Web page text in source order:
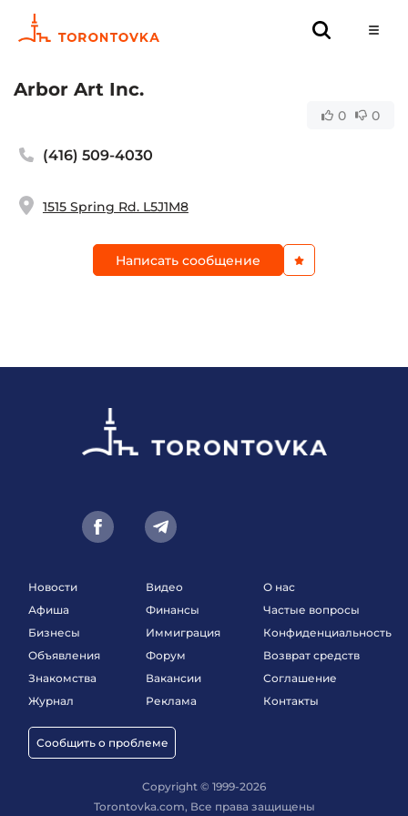
Arbor Art Inc.
0 0
(416) 509-4030
1515 Spring Rd. L5J1M8
Написать сообщение
Новости
Афиша
Бизнесы
Объявления
Знакомства
Журнал
Сообщить о проблеме
Видео
Финансы
Иммиграция
Форум
Вакансии
Реклама
О нас
Частые вопросы
Конфиденциальность
Возврат средств
Соглашение
Контакты
Copyright © 1999-2026
Torontovka.com, Все права защищены